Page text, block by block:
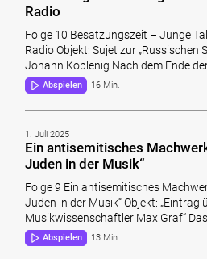
Radio
Folge 10 Besatzungszeit – Junge
Radio Objekt: Sujet zur „Russischen
Johann Koplenig Nach dem Ende
Abspielen 16 Min.
1. Juli 2025
Ein antisemitisches
Juden in der Musik“
Folge 9 Ein antisemitisches
Juden in der Musik“ Objekt: „Eintrag
Musikwissenschaftler Max Graf“ Das
Abspielen 13 Min.